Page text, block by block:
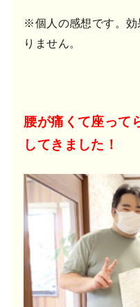
※個人の感想です。効
りません。
腰が痛くて座って
してきました！